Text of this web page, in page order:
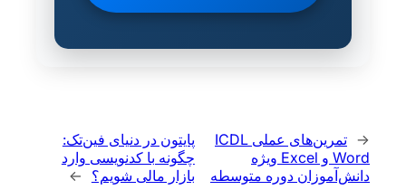
←
تمرین‌های عملی ICDL
Word و Excel ویژه
دانش‌آموزان دوره متوسطه
پایتون در دنیای فین‌تک:
چگونه با کدنویسی وارد
بازار مالی شویم؟
→